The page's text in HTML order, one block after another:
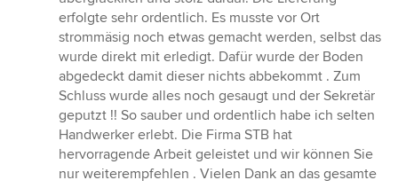
erfolgte sehr ordentlich. Es musste vor Ort
strommäsig noch etwas gemacht werden, selbst das
wurde direkt mit erledigt. Dafür wurde der Boden
abgedeckt damit dieser nichts abbekommt . Zum
Schluss wurde alles noch gesaugt und der Sekretär
geputzt !! So sauber und ordentlich habe ich selten
Handwerker erlebt. Die Firma STB hat
hervorragende Arbeit geleistet und wir können Sie
nur weiterempfehlen . Vielen Dank an das gesamte